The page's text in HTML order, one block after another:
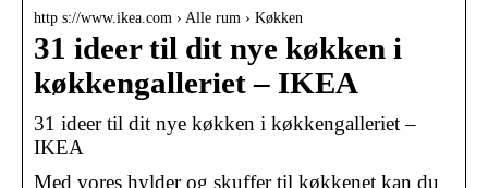
http s://www.ikea.com › Alle rum › Køkken
31 ideer til dit nye køkken i
køkkengalleriet – IKEA
31 ideer til dit nye køkken i køkkengalleriet –
IKEA
Med vores hylder og skuffer til køkkenet kan du